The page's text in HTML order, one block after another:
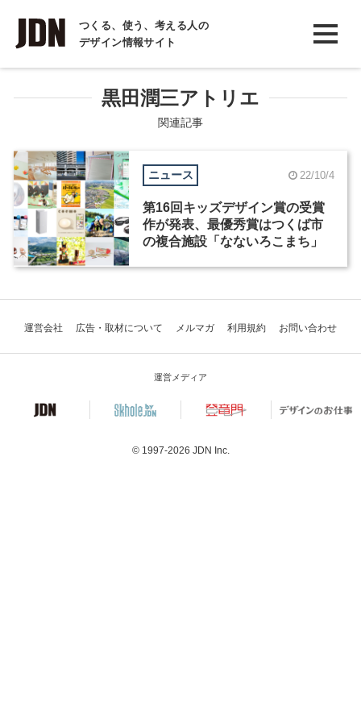
つくる、使う、考える人の
デザイン情報サイト
INTERVIEW
インタビュー
REPORT
COLUMN
コラム
黒田潤三アトリエ
関連記事
ニュース 22/10/4
第16回キッズデザイン賞の受賞
作が発表、最優秀賞はつくば市
の複合施設「なないろこまち」
運営会社 広告・取材について メルマガ 利用規約 お問い合わせ
運営メディア
© 1997-2026 JDN Inc.